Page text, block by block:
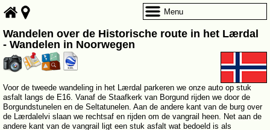
Wandelen over de Historische route in het Lærdal
- Wandelen in Noorwegen
Voor de tweede wandeling in het Lærdal parkeren we onze auto op stuk
asfalt langs de E16. Vanaf de Staafkerk van Borgund rijden we door de
Borgundstunelen en de Seltatunelen. Aan de andere kant van de burg over
de Lærdalelvi slaan we rechtsaf en rijden om de vangrail heen. Net aan de
andere kant van de vangrail ligt een stuk asfalt wat bedoeld is als
Menu